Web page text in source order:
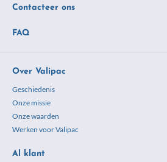
Contacteer ons
FAQ
Over Valipac
Geschiedenis
Onze missie
Onze waarden
Werken voor Valipac
Al klant